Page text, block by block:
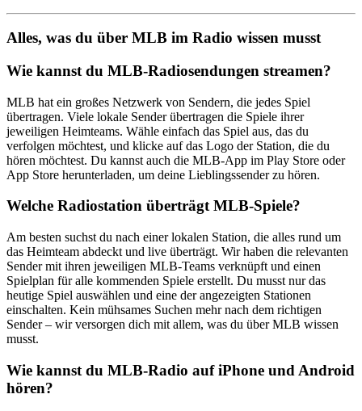
Alles, was du über MLB im Radio wissen musst
Wie kannst du MLB-Radiosendungen streamen?
MLB hat ein großes Netzwerk von Sendern, die jedes Spiel
übertragen. Viele lokale Sender übertragen die Spiele ihrer
jeweiligen Heimteams. Wähle einfach das Spiel aus, das du
verfolgen möchtest, und klicke auf das Logo der Station, die du
hören möchtest. Du kannst auch die MLB-App im Play Store oder
App Store herunterladen, um deine Lieblingssender zu hören.
Welche Radiostation überträgt MLB-Spiele?
Am besten suchst du nach einer lokalen Station, die alles rund um
das Heimteam abdeckt und live überträgt. Wir haben die relevanten
Sender mit ihren jeweiligen MLB-Teams verknüpft und einen
Spielplan für alle kommenden Spiele erstellt. Du musst nur das
heutige Spiel auswählen und eine der angezeigten Stationen
einschalten. Kein mühsames Suchen mehr nach dem richtigen
Sender – wir versorgen dich mit allem, was du über MLB wissen
musst.
Wie kannst du MLB-Radio auf iPhone und Android
hören?